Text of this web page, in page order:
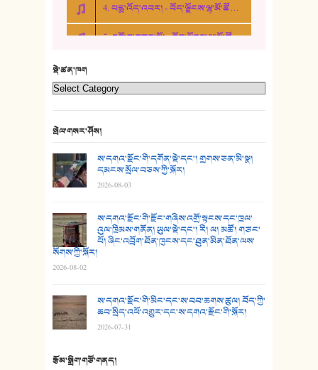
20. བསྟན་རྒྱས་གླིང་།
23. ཕོ་རྒོད་པོ།
25. མགྲོན་པོ།
26. ཨ་མའི་ཐང་ཁུག
27. ལྕེ་བདེ་ཞོལ་གྱི་པང་གདན།
28. སྟོད་གཞས། - ཕན་ཐོག
30. སི་ལིང་འབྲི་མོ། - ཕན་ཐོག
31. ཕ་ཡུལ་ཡར་ཀླུང་།
32. ཨ་མ།
4. པདྨ་འོད་འབར། - བོད་ལྗོངས་ལྷ་མོ་ཚོགས་པ།
5. འགྲོ་བ་བཟང་མོ། - བོད་ལྗོངས་ལྷ་མོ་ཚོགས་པ།
སྡེ་ཚན་ཁག
སྤེལ་གསར་ཤོས།
ས་དགའ་རྫོང་གི་དགོན་སྡེ་དང་། གྲགས་ཅན་མི་སྣ།
དམངས་སྲོལ་བཅས་ཀྱི་སྐོར།
2026-08-03
ས་དགའ་རྫོང་གི་རྫོང་གཞིས་འགྲོ་སྟངས་དང་ཁྲལ་
འུལ་ཁྲིམས་གནོན། ཡུལ་སྡེ་དང་། རི། ལ། མཚོ། གཙང་
པོ། ཞིང་འབྲོག་ཐོན་ཁུངས་དང་ཐུན་མིན་ཐོན་ལས་
སོགས་ཀྱི་སྐོར།
2026-08-02
ས་དགའ་རྫོང་གི་མིང་དང་ས་བབ་ཆགས་ཚུལ། བོད་ཀྱི་
ཆབ་སྲིད་འཕོ་འགྱུར་དང་ས་དགའ་རྫོང་གི་སྐོར།
2026-07-31
རྩོམ་སྒྲིག་གཙོ་གནད།